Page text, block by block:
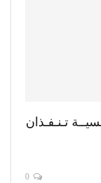
تـنـفـذان